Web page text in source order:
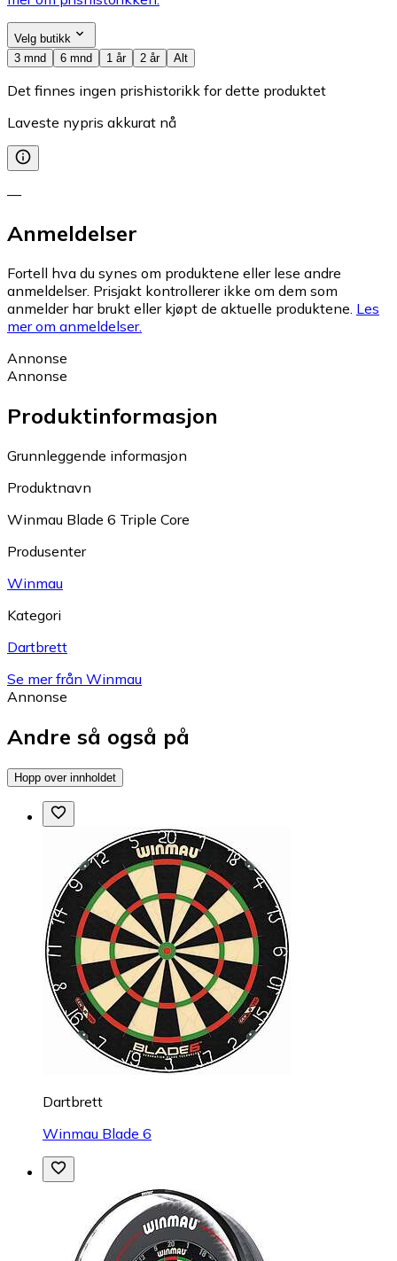
Velg butikk
3 mnd
6 mnd 1 år 2 år Alt
Det finnes ingen prishistorikk for dette produktet
Laveste nypris akkurat nå
—
Anmeldelser
Fortell hva du synes om produktene eller lese andre
anmeldelser. Prisjakt kontrollerer ikke om dem som
anmelder har brukt eller kjøpt de aktuelle produktene. Les
mer om anmeldelser.
Annonse
Annonse
Produktinformasjon
Grunnleggende informasjon
Produktnavn
Winmau Blade 6 Triple Core
Produsenter
Winmau
Kategori
Dartbrett
Se mer från Winmau
Annonse
Andre så også på
Hopp over innholdet
Dartbrett
Winmau Blade 6